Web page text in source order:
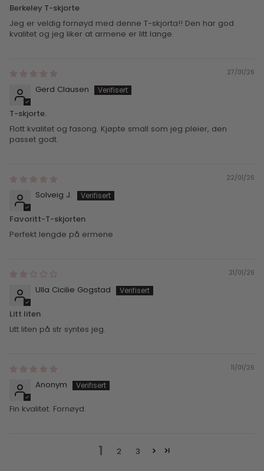
Berkeley T-skjorte
Jeg er veldig fornøyd med denne T-skjorta!! Den har god
kvalitet og jeg liker at armene er litt lange.
27/01/26
Gerd Clausen
T-skjorte.
Flott kvalitet og fasong. Kjøpte small som jeg pleier, den
passet godt.
22/01/26
Solveig J.
Favoritt-T-skjorten
Perfekt lengde på ermene
21/01/26
Ulla Cicilie Gogstad
Litt liten
Litt liten på str syntes jeg.
11/01/26
Anonym
Fin kvalitet. Fornøyd.
1 2 3